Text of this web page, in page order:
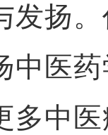
发扬
中医
多中
·数说 经济